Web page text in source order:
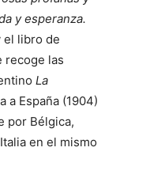
y esperanza.
el libro de
recoge las
La
a España (1904)
por Bélgica,
en el mismo